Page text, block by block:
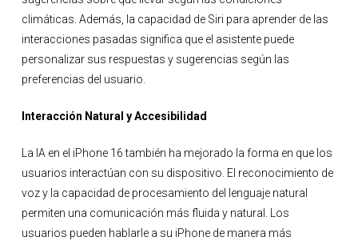
climáticas. Además, la capacidad de Siri para aprender de las
interacciones pasadas significa que el asistente puede
personalizar sus respuestas y sugerencias según las
preferencias del usuario.
Interacción Natural y Accesibilidad
La IA en el iPhone 16 también ha mejorado la forma en que los
usuarios interactúan con su dispositivo. El reconocimiento de
voz y la capacidad de procesamiento del lenguaje natural
permiten una comunicación más fluida y natural. Los
usuarios pueden hablarle a su iPhone de manera más